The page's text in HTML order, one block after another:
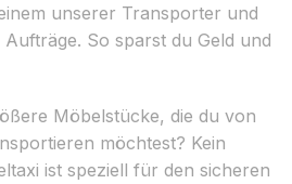
unserer Transporter und
So sparst du Geld und
Möbelstücke, die du von
möchtest? Kein
ist speziell für den sicheren